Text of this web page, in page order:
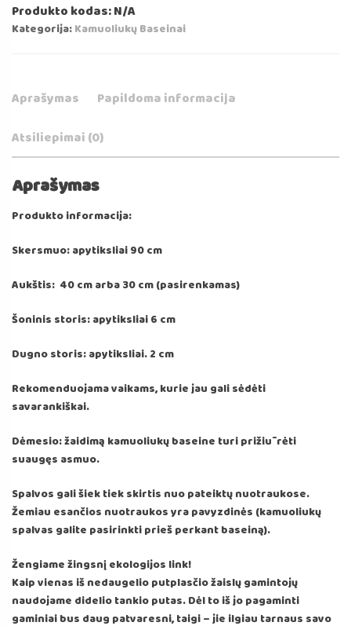
Kamuoliukų
Baseinas
Produkto kodas:N/A
Kategorija:Kamuoliukų Baseinai
Aprašymas
Papildoma informacija
Atsiliepimai (0)
Aprašymas
Produkto informacija:
Skersmuo: apytiksliai 90 cm
Aukštis: 40 cm arba 30 cm (pasirenkamas)
Šoninis storis: apytiksliai 6 cm
Dugno storis: apytiksliai. 2 cm
Rekomenduojama vaikams, kurie jau gali sėdėti
savarankiškai.
Dėmesio: žaidimą kamuoliukų baseine turi prižiūrėti
suaugęs asmuo.
Spalvos gali šiek tiek skirtis nuo pateiktų nuotraukose.
Žemiau esančios nuotraukos yra pavyzdinės (kamuoliukų
spalvas galite pasirinkti prieš perkant baseiną).
Žengiame žingsnį ekologijos link!
Kaip vienas iš nedaugelio putplasčio žaislų gamintojų
naudojame didelio tankio putas. Dėl to iš jo pagaminti
gaminiai bus daug patvaresni, taigi – jie ilgiau tarnaus savo